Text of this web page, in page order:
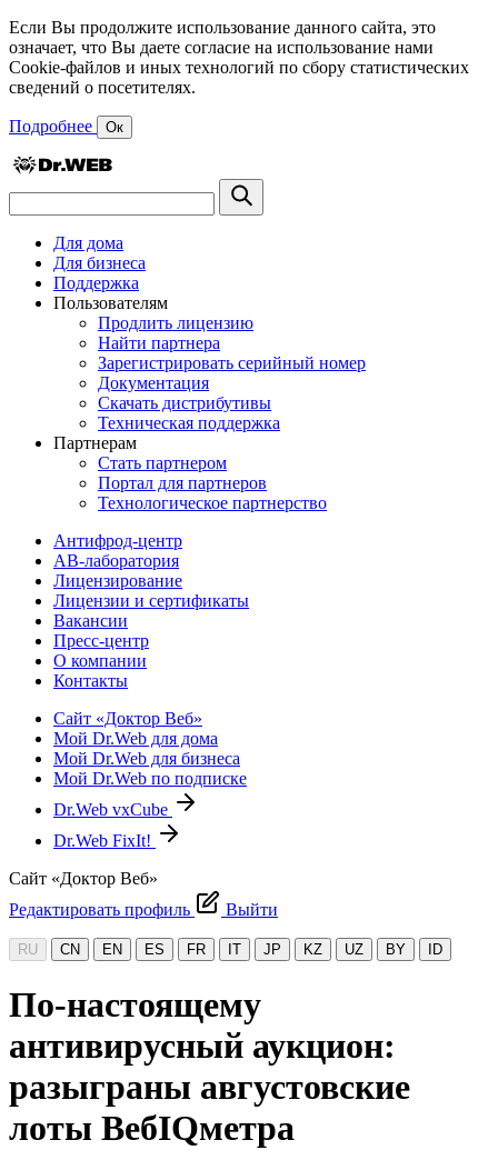
Если Вы продолжите использование данного сайта, это
означает, что Вы даете согласие на использование нами
Cookie-файлов и иных технологий по сбору статистических
сведений о посетителях.
Подробнее Ок
Для дома
Для бизнеса
Поддержка
Пользователям
Продлить лицензию
Найти партнера
Зарегистрировать серийный номер
Документация
Скачать дистрибутивы
Техническая поддержка
Партнерам
Стать партнером
Портал для партнеров
Технологическое партнерство
Антифрод-центр
АВ-лаборатория
Лицензирование
Лицензии и сертификаты
Вакансии
Пресс-центр
О компании
Контакты
Сайт «Доктор Веб»
Мой Dr.Web для дома
Мой Dr.Web для бизнеса
Мой Dr.Web по подписке
Dr.Web vxCube
Dr.Web FixIt!
Сайт «Доктор Веб»
Редактировать профиль
Выйти
RU CN EN ES FR IT JP KZ UZ BY ID
По-настоящему
антивирусный аукцион:
разыграны августовские
лоты ВебIQметра